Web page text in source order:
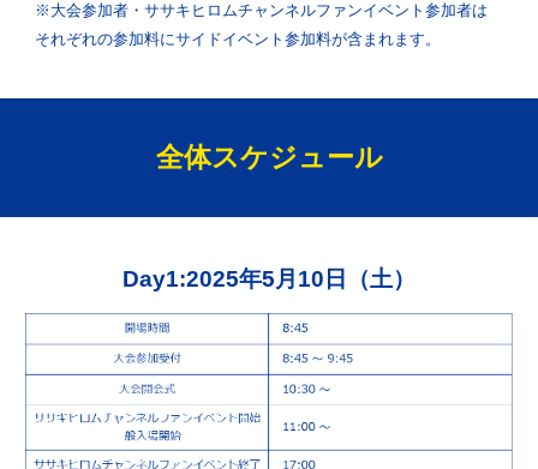
※大会参加者・ササキヒロムチャンネルファンイベント参加者は
それぞれの参加料にサイドイベント参加料が含まれます。
全体スケジュール
Day1:2025年5月10日（土）